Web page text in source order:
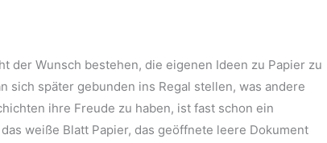
der Wunsch bestehen, die eigenen Ideen zu Papier zu
sich später gebunden ins Regal stellen, was andere
ihre Freude zu haben, ist fast schon ein
weiße Blatt Papier, das geöffnete leere Dokument